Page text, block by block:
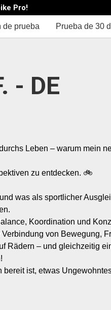
Pro!
de prueba Prueba de 30
- DE
Leben – warum mein
zu entdecken. 🚲
was als sportlicher
Koordination und
von Bewegung,
Rädern – und gleichzeitig
bereit ist, etwas